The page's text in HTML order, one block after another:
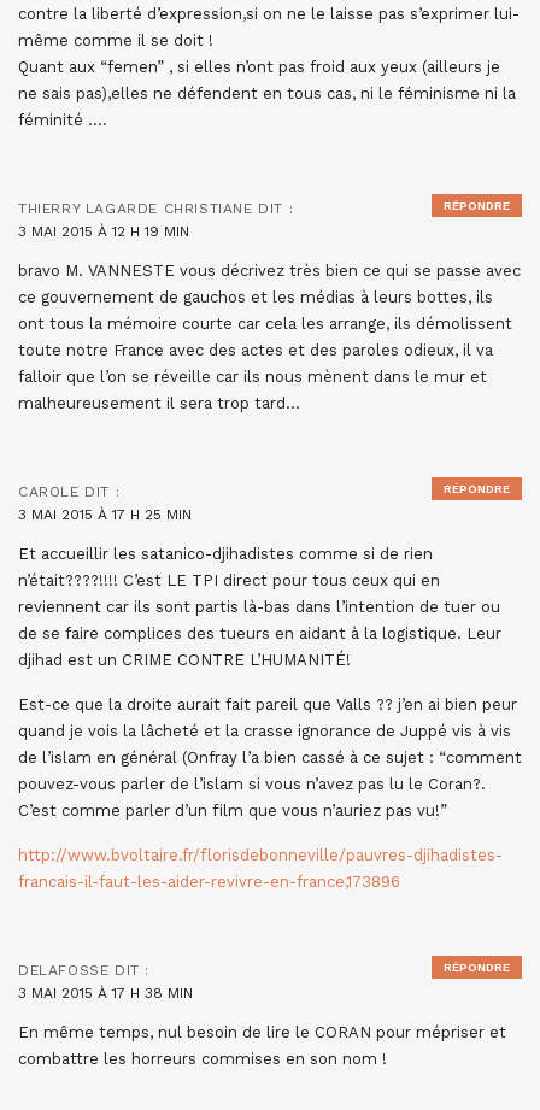
contre la liberté d’expression,si on ne le laisse pas s’exprimer lui-
même comme il se doit !
Quant aux “femen” , si elles n’ont pas froid aux yeux (ailleurs je
ne sais pas),elles ne défendent en tous cas, ni le féminisme ni la
féminité ….
THIERRY LAGARDE CHRISTIANE DIT :
3 MAI 2015 À 12 H 19 MIN
bravo M. VANNESTE vous décrivez très bien ce qui se passe avec
ce gouvernement de gauchos et les médias à leurs bottes, ils
ont tous la mémoire courte car cela les arrange, ils démolissent
toute notre France avec des actes et des paroles odieux, il va
falloir que l’on se réveille car ils nous mènent dans le mur et
malheureusement il sera trop tard…
RÉPONDRE
CAROLE DIT :
3 MAI 2015 À 17 H 25 MIN
Et accueillir les satanico-djihadistes comme si de rien
n’était????!!!! C’est LE TPI direct pour tous ceux qui en
reviennent car ils sont partis là-bas dans l’intention de tuer ou
de se faire complices des tueurs en aidant à la logistique. Leur
djihad est un CRIME CONTRE L’HUMANITÉ!
Est-ce que la droite aurait fait pareil que Valls ?? j’en ai bien peur
quand je vois la lâcheté et la crasse ignorance de Juppé vis à vis
de l’islam en général (Onfray l’a bien cassé à ce sujet : “comment
pouvez-vous parler de l’islam si vous n’avez pas lu le Coran?.
C’est comme parler d’un film que vous n’auriez pas vu!”
http://www.bvoltaire.fr/florisdebonneville/pauvres-djihadistes-
francais-il-faut-les-aider-revivre-en-france,173896
RÉPONDRE
DELAFOSSE DIT :
3 MAI 2015 À 17 H 38 MIN
En même temps, nul besoin de lire le CORAN pour mépriser et
combattre les horreurs commises en son nom !
RÉPONDRE